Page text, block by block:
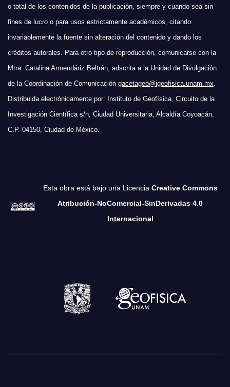
o total de los contenidos de la publicación, siempre y cuando sea sin
fines de lucro o para usos estrictamente académicos, citando
invariablemente la fuente sin alteración del contenido y dando los
créditos autorales. Para otro tipo de reproducción, comunicarse con la
Mtra. Catalina Armendáriz Beltrán, adscrita a la Unidad de Divulgación
de la Coordinación de Comunicación gacetageo@igeofisica.unam.mx
Distribuida electrónicamente por: Instituto de Geofísica, Circuito de la
Investigación Científica s/n, Ciudad Universitaria, Alcaldía Coyoacán,
C.P. 04150, Ciudad de México.
Esta obra está bajo una Licencia Creative Commons
Atribución-NoComercial-SinDerivadas 4.0
Internacional